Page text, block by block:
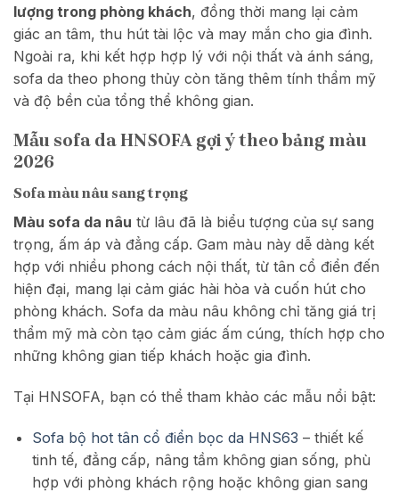
lượng trong phòng khách, đồng thời mang lại cảm
giác an tâm, thu hút tài lộc và may mắn cho gia đình.
Ngoài ra, khi kết hợp hợp lý với nội thất và ánh sáng,
sofa da theo phong thủy còn tăng thêm tính thẩm mỹ
và độ bền của tổng thể không gian.
Mẫu sofa da HNSOFA gợi ý theo bảng màu
2026
Sofa màu nâu sang trọng
Màu sofa da nâu từ lâu đã là biểu tượng của sự sang
trọng, ấm áp và đẳng cấp. Gam màu này dễ dàng kết
hợp với nhiều phong cách nội thất, từ tân cổ điển đến
hiện đại, mang lại cảm giác hài hòa và cuốn hút cho
phòng khách. Sofa da màu nâu không chỉ tăng giá trị
thẩm mỹ mà còn tạo cảm giác ấm cúng, thích hợp cho
những không gian tiếp khách hoặc gia đình.
Tại HNSOFA, bạn có thể tham khảo các mẫu nổi bật:
Sofa bộ hot tân cổ điển bọc da HNS63 – thiết kế
tinh tế, đẳng cấp, nâng tầm không gian sống, phù
hợp với phòng khách rộng hoặc không gian sang